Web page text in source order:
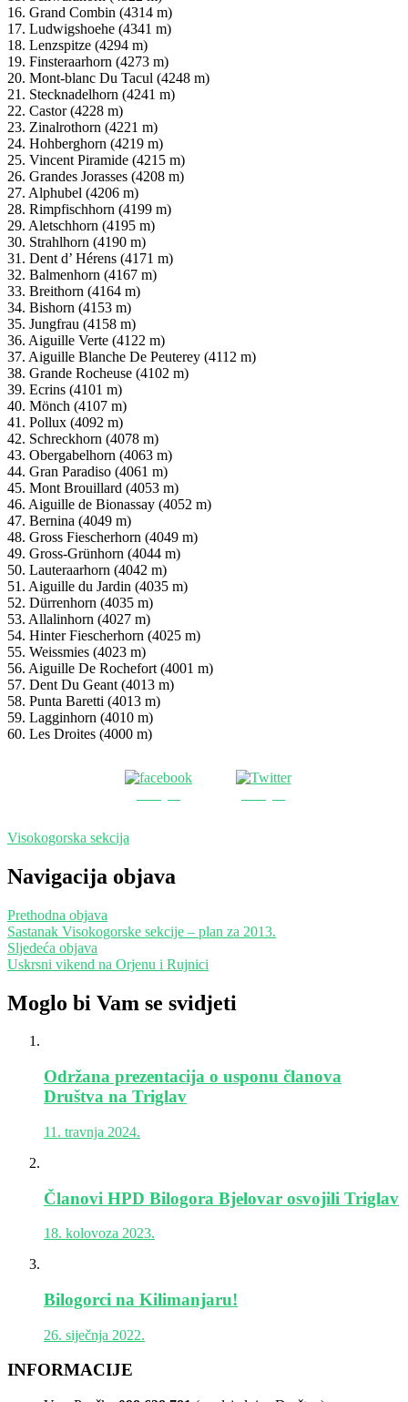
16. Grand Combin (4314 m)
17. Ludwigshoehe (4341 m)
18. Lenzspitze (4294 m)
19. Finsteraarhorn (4273 m)
20. Mont-blanc Du Tacul (4248 m)
21. Stecknadelhorn (4241 m)
22. Castor (4228 m)
23. Zinalrothorn (4221 m)
24. Hohberghorn (4219 m)
25. Vincent Piramide (4215 m)
26. Grandes Jorasses (4208 m)
27. Alphubel (4206 m)
28. Rimpfischhorn (4199 m)
29. Aletschhorn (4195 m)
30. Strahlhorn (4190 m)
31. Dent d’ Hérens (4171 m)
32. Balmenhorn (4167 m)
33. Breithorn (4164 m)
34. Bishorn (4153 m)
35. Jungfrau (4158 m)
36. Aiguille Verte (4122 m)
37. Aiguille Blanche De Peuterey (4112 m)
38. Grande Rocheuse (4102 m)
39. Ecrins (4101 m)
40. Mönch (4107 m)
41. Pollux (4092 m)
42. Schreckhorn (4078 m)
43. Obergabelhorn (4063 m)
44. Gran Paradiso (4061 m)
45. Mont Brouillard (4053 m)
46. Aiguille de Bionassay (4052 m)
47. Bernina (4049 m)
48. Gross Fiescherhorn (4049 m)
49. Gross-Grünhorn (4044 m)
50. Lauteraarhorn (4042 m)
51. Aiguille du Jardin (4035 m)
52. Dürrenhorn (4035 m)
53. Allalinhorn (4027 m)
54. Hinter Fiescherhorn (4025 m)
55. Weissmies (4023 m)
56. Aiguille De Rochefort (4001 m)
57. Dent Du Geant (4013 m)
58. Punta Baretti (4013 m)
59. Lagginhorn (4010 m)
60. Les Droites (4000 m)
Visokogorska sekcija
Navigacija objava
Prethodna objava
Sastanak Visokogorske sekcije – plan za 2013.
Sljedeća objava
Uskrsni vikend na Orjenu i Rujnici
Moglo bi Vam se svidjeti
Održana prezentacija o usponu članova
Društva na Triglav
11. travnja 2024.
Članovi HPD Bilogora Bjelovar osvojili Triglav
18. kolovoza 2023.
Bilogorci na Kilimanjaru!
26. siječnja 2022.
INFORMACIJE